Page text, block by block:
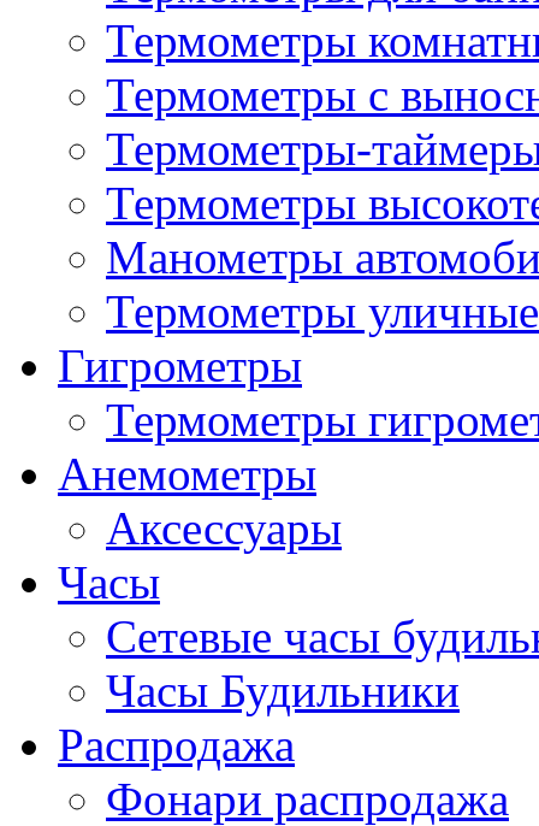
Термометры
Термометры с
Термометры-
Термометры
Манометры
Термометры уличные
Гигрометры
Термометры
Анемометры
Аксессуары
Часы
Сетевые часы
Часы Будильники
Распродажа
Фонари распродажа